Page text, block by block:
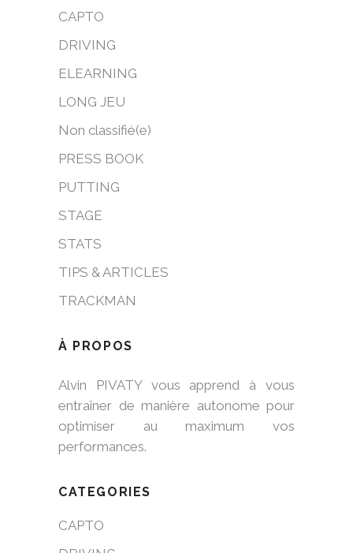
CAPTO
DRIVING
ELEARNING
LONG JEU
Non classifié(e)
PRESS BOOK
PUTTING
STAGE
STATS
TIPS & ARTICLES
TRACKMAN
À PROPOS
Alvin PIVATY vous apprend à vous
entraîner de manière autonome pour
optimiser au maximum vos
performances.
CATEGORIES
CAPTO